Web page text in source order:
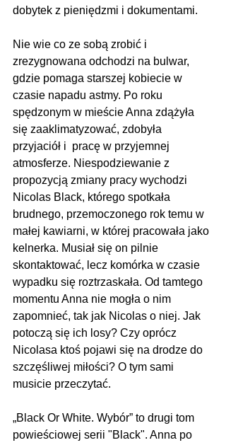
dobytek z pieniędzmi i dokumentami.
Nie wie co ze sobą zrobić i
zrezygnowana odchodzi na bulwar,
gdzie pomaga starszej kobiecie w
czasie napadu astmy. Po roku
spędzonym w mieście Anna zdążyła
się zaaklimatyzować, zdobyła
przyjaciół i  pracę w przyjemnej
atmosferze. Niespodziewanie z
propozycją zmiany pracy wychodzi
Nicolas Black, którego spotkała
brudnego, przemoczonego rok temu w
małej kawiarni, w której pracowała jako
kelnerka. Musiał się on pilnie
skontaktować, lecz komórka w czasie
wypadku się roztrzaskała. Od tamtego
momentu Anna nie mogła o nim
zapomnieć, tak jak Nicolas o niej. Jak
potoczą się ich losy? Czy oprócz
Nicolasa ktoś pojawi się na drodze do
szczęśliwej miłości? O tym sami
musicie przeczytać.
„Black Or White. Wybór” to drugi tom
powieściowej serii "Black". Anna po